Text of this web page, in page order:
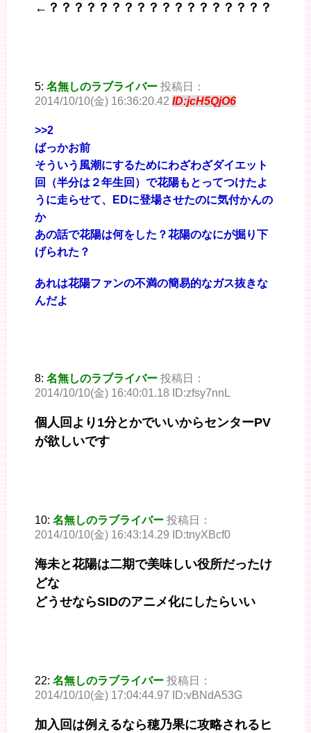
←？？？？？？？？？？？？？？？？？？
5: 名無しのラブライバー 投稿日：
2014/10/10(金) 16:36:20.42 ID:jcH5QjO6
>>2
ばっかお前
そういう風潮にするためにわざわざダイエット
回（半分は２年生回）で花陽もとってつけたよ
うに走らせて、EDに登場させたのに気付かんの
か
あの話で花陽は何をした？花陽のなにが掘り下
げられた？
あれは花陽ファンの不満の簡易的なガス抜きな
んだよ
8: 名無しのラブライバー 投稿日：
2014/10/10(金) 16:40:01.18 ID:zfsy7nnL
個人回より1分とかでいいからセンターPV
が欲しいです
10: 名無しのラブライバー 投稿日：
2014/10/10(金) 16:43:14.29 ID:tnyXBcf0
海未と花陽は二期で美味しい役所だったけ
どな
どうせならSIDのアニメ化にしたらいい
22: 名無しのラブライバー 投稿日：
2014/10/10(金) 17:04:44.97 ID:vBNdA53G
加入回は例えるなら穂乃果に攻略されるヒ